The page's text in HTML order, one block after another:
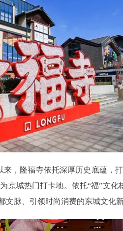
隆福寺依托深厚历史底蕴，
京城热门打卡地。依托“福”文
脉、引领时尚消费的东城文化新